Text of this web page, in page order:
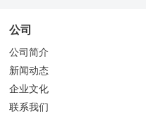
公司
公司简介
新闻动态
企业文化
联系我们